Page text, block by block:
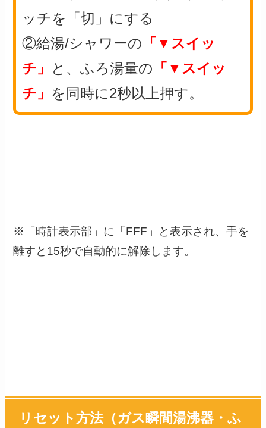
ッチを
「切」 にする
②給湯/シャワーの 「▼スイッ
チ」
と、ふろ湯量の 「▼スイッ
チ」 を同時に2秒以上押す。
※「時計表示部」に「FFF」と表示され、手を
離すと15秒で自動的に解除します。
リセット方法（ガス瞬間湯沸器・ふ